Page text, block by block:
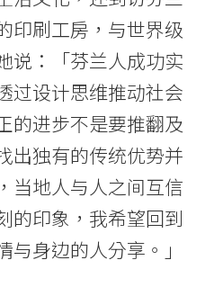
印刷工房，与世界级
说：「芬兰人成功实
过设计思维推动社会
的进步不是要推翻及
出独有的传统优势并
当地人与人之间互信
的印象，我希望回到
身边的人分享。」